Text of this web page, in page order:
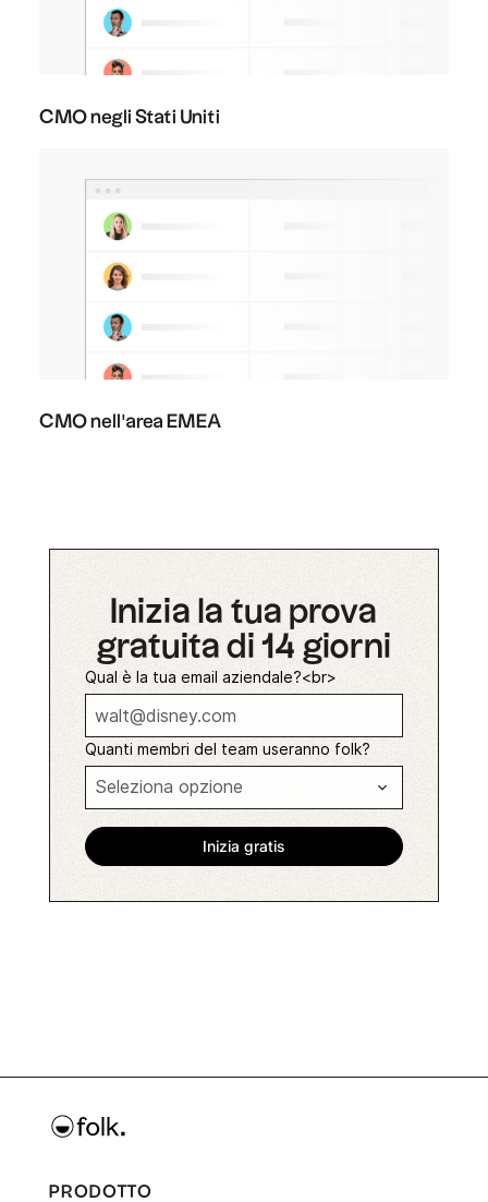
CMO negli Stati Uniti
CMO nell'area EMEA
Inizia la tua prova
gratuita di 14 giorni
Qual è la tua email aziendale?<br>
Quanti membri del team useranno folk?
PRODOTTO